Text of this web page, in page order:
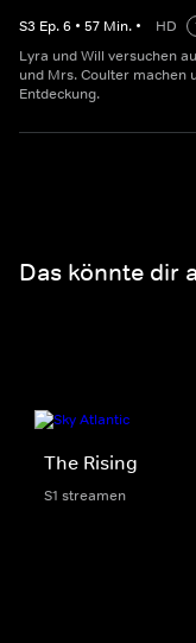
S3 Ep.6 • 57 Min. • HD
Lyra und Will versuchen
und Mrs. Coulter machen
Entdeckung.
Das könnte dir
The Rising
S1 streamen